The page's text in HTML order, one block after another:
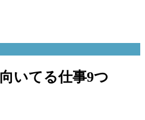
いてる仕事9つ